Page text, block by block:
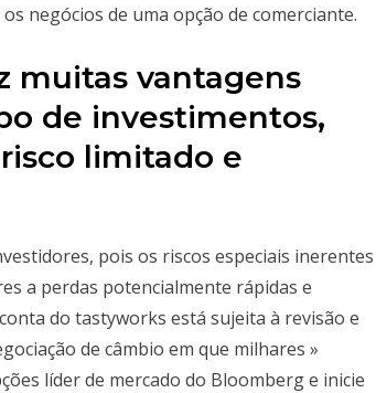
negócios de uma opção de comerciante.
muitas vantagens
de investimentos,
limitado e
pois os riscos especiais inerentes
a perdas potencialmente rápidas e
do tastyworks está sujeita à revisão e
de câmbio em que milhares »
líder de mercado do Bloomberg e inicie